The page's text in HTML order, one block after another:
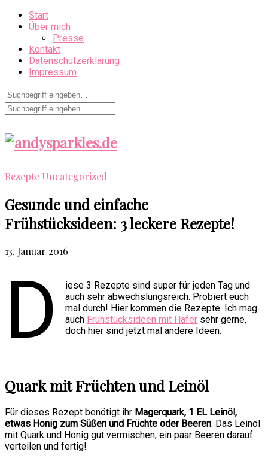
Start
Über mich
Presse
Kontakt
Datenschutzerklärung
Impressum
Rezepte Uncategorized
Gesunde und einfache
Frühstücksideen: 3 leckere Rezepte!
13. Januar 2016
D
iese 3 Rezepte sind super für jeden Tag und
auch sehr abwechslungsreich. Probiert euch
mal durch! Hier kommen die Rezepte. Ich mag
auch Frühstücksideen mit Hafer sehr gerne,
doch hier sind jetzt mal andere Ideen.
Quark mit Früchten und Leinöl
Für dieses Rezept benötigt ihr Magerquark, 1 EL Leinöl,
etwas Honig zum Süßen und Früchte oder Beeren. Das Leinöl
mit Quark und Honig gut vermischen, ein paar Beeren darauf
verteilen und fertig!